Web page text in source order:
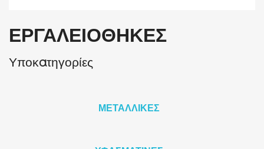
ΕΡΓΑΛΕΙΟΘΗΚΕΣ
Υποκατηγορίες
ΜΕΤΑΛΛΙΚΕΣ